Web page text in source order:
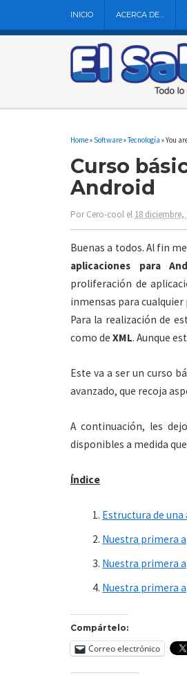
INICIO ACERCA DE…
Home» Software»Tecnología » You
Curso
Android
PorCero-cool el 18 diciembre,
Buenas a todos. Al fin
aplicaciones para
proliferación de
inmensas para
Para la realización de
como de XML. Aunque
Este va a ser un curso
avanzado, que recoja
A continuación, les
disponibles a medida
Índice
Estructura de
Nuestra primera
Nuestra primera
Nuestra primera
Compártelo:
Correo electrónico